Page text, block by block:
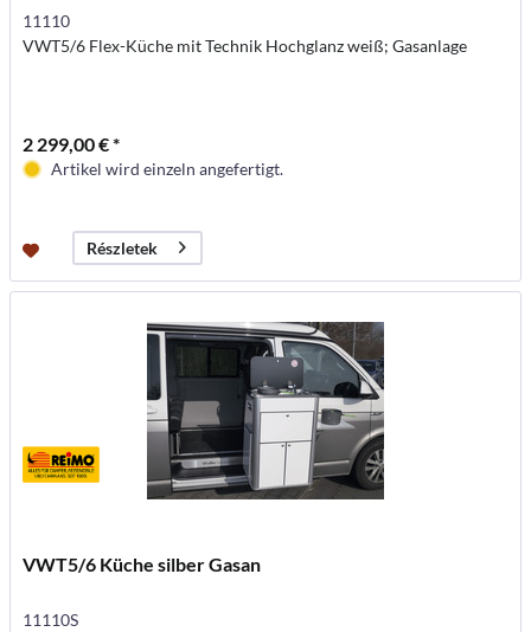
11110
VWT5/6 Flex-Küche mit Technik Hochglanz weiß; Gasanlage
2 299,00 € *
Artikel wird einzeln angefertigt.
Részletek
VWT5/6 Küche silber Gasan
11110S